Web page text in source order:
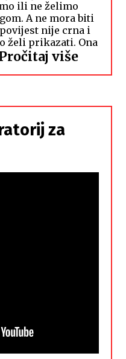
ili ne želimo
A ne mora biti
nije crna i
želi prikazati. Ona
više:
Hrvati
Srbi,
za